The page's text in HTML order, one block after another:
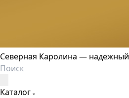
Северная Каролина — надежный
Каталог